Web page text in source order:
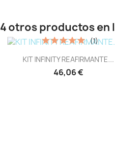
4 otros productos en
Vista rápida
KIT INFINITY REAFIRMANTE...
46,06 €
(1)